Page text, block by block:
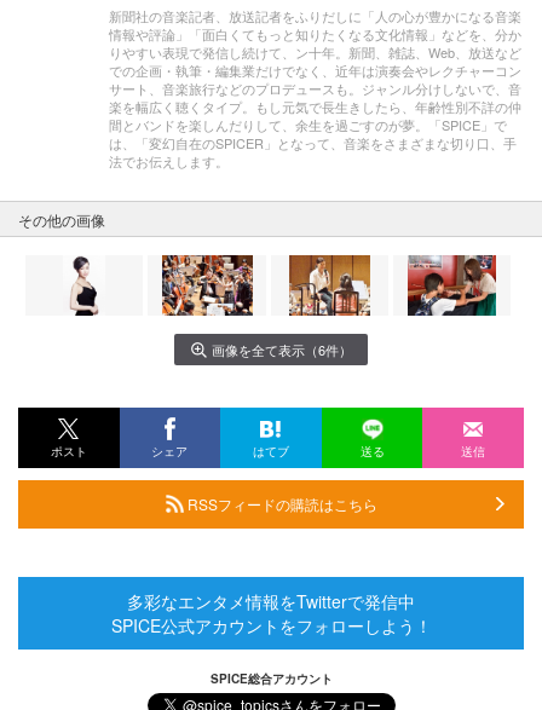
新聞社の音楽記者、放送記者をふりだしに「人の心が豊かになる音楽
情報や評論」「面白くてもっと知りたくなる文化情報」などを、分か
りやすい表現で発信し続けて、ン十年。新聞、雑誌、Web、放送など
での企画・執筆・編集業だけでなく、近年は演奏会やレクチャーコン
サート、音楽旅行などのプロデュースも。ジャンル分けしないで、音
楽を幅広く聴くタイプ。もし元気で長生きしたら、年齢性別不詳の仲
間とバンドを楽しんだりして、余生を過ごすのが夢。「SPICE」で
は、「変幻自在のSPICER」となって、音楽をさまざまな切り口、手
法でお伝えします。
その他の画像
画像を全て表示（6件）
ポスト シェア はてブ 送る 送信
RSSフィードの購読はこちら
多彩なエンタメ情報をTwitterで発信中
SPICE公式アカウントをフォローしよう！
SPICE総合アカウント